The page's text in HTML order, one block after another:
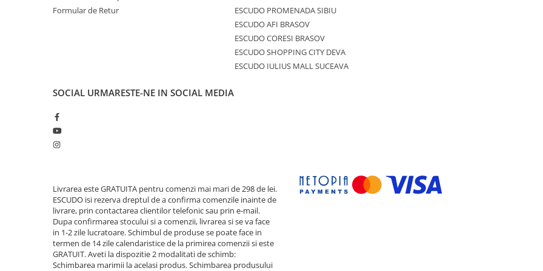
Formular de Retur
ESCUDO PROMENADA SIBIU
ESCUDO AFI BRASOV
ESCUDO CORESI BRASOV
ESCUDO SHOPPING CITY DEVA
ESCUDO IULIUS MALL SUCEAVA
SOCIAL URMARESTE-NE IN SOCIAL MEDIA
Livrarea este GRATUITA pentru comenzi mai mari de 298 de lei.
ESCUDO isi rezerva dreptul de a confirma comenzile inainte de
livrare, prin contactarea clientilor telefonic sau prin e-mail.
Dupa confirmarea stocului si a comenzii, livrarea si se va face
in 1-2 zile lucratoare. Schimbul de produse se poate face in
termen de 14 zile calendaristice de la primirea comenzii si este
GRATUIT. Aveti la dispozitie 2 modalitati de schimb:
Schimbarea marimii la acelasi produs. Schimbarea produsului